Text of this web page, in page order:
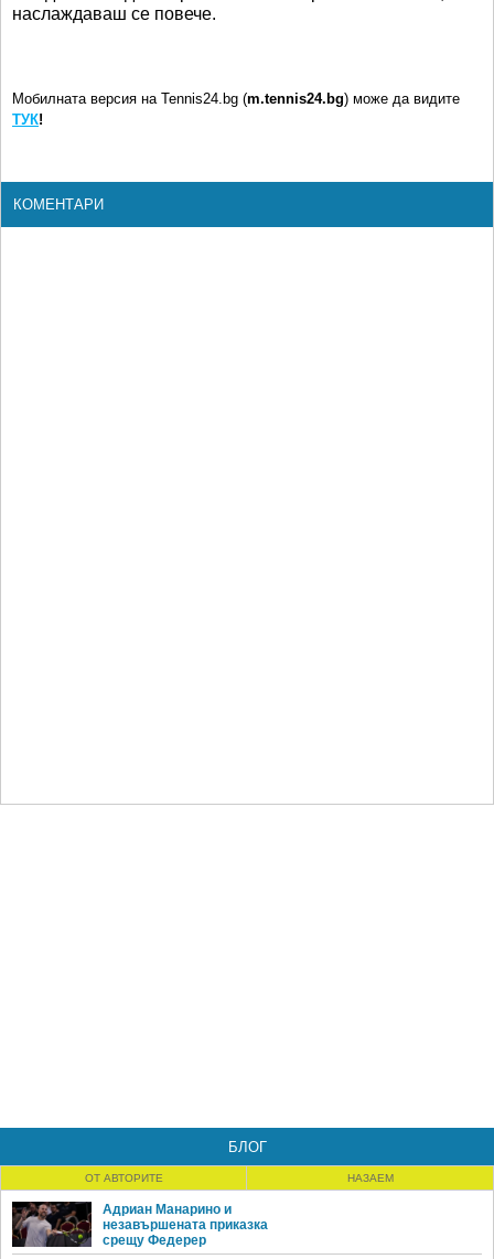
наслаждаваш се повече.
Мобилната версия на Tennis24.bg (m.tennis24.bg) може да видите
ТУК!
КОМЕНТАРИ
БЛОГ
ОТ АВТОРИТЕ НАЗАЕМ
Адриан Манарино и
незавършената приказка
срещу Федерер